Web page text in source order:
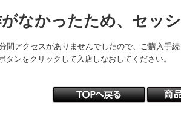
なかったため、セッ
間アクセスがありませんでしたので、ご購入手続
タンをクリックして入店しなおしてください。